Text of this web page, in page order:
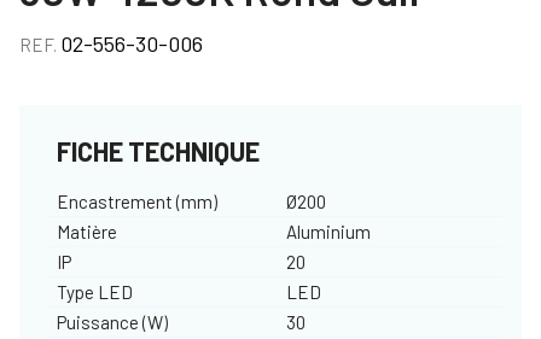
REF. 02-556-30-006
FICHE TECHNIQUE
Encastrement (mm)
Ø200
Matière
Aluminium
IP
20
Type LED
LED
Puissance (W)
30